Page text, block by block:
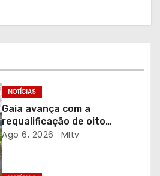
NOTÍCIAS
Gaia avança com a
requalificação de oito
escolas prioritárias
Ago 6, 2026 MItv